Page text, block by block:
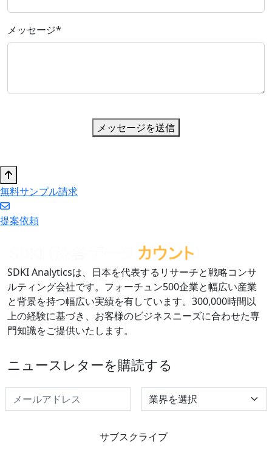
メッセージ*
メッセージを送信
無料サンプル請求
提案依頼
SDKI Analyticsは、日本を代表するリサーチと戦略コンサ
ルティング会社です。フォーチュン500企業と幅広い産業
と背景を持つ幅広い実績を有しています。300,000時間以
上の経験に基づき、お客様のビジネスニーズに合わせた専
門知識をご提供いたします。
ニュースレターを購読する
Select Industry
サブスクライブ